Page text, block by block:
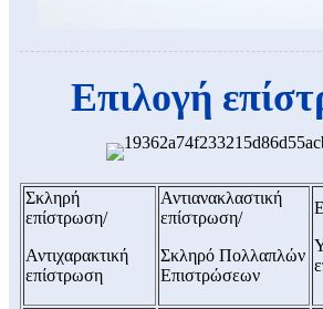
Επιλογή
Σκληρή
επίστρωση/
Αντιχαρακτική
επίστρωση
Αντιανακλαστική
επίστρωση/
Σκληρό Πολλαπλών
Επιστρώσεων